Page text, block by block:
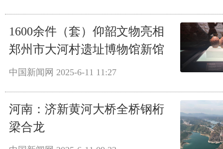
1600余件（套）仰韶文物亮相
郑州市大河村遗址博物馆新馆
中国新闻网 2025-6-11 11:27
河南：济新黄河大桥全桥钢桁
梁合龙